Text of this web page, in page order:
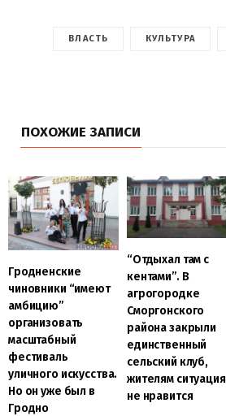
ВЛАСТЬ КУЛЬТУРА
ПОХОЖИЕ ЗАПИСИ
Гродненские
чиновники “имеют
амбицию”
организовать
масштабный
фестиваль
уличного искусства.
Но он уже был в
Гродно
“Отдыхал там с
кентами”. В
агрогородке
Сморгонского
района закрыли
единственный
сельский клуб,
жителям ситуация
не нравится